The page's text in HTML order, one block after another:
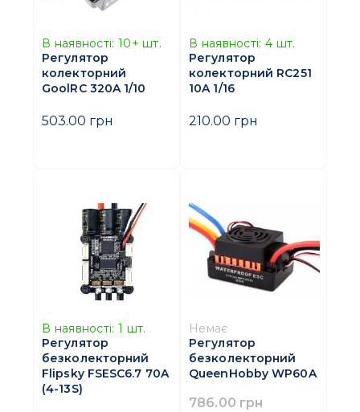
В наявності: 10+ шт.
Регулятор
колекторний
GoolRC 320A 1/10
503.00 грн
В наявності: 4 шт.
Регулятор
колекторний RC251
10A 1/16
210.00 грн
В наявності: 1 шт.
Регулятор
безколекторний
Flipsky FSESC6.7 70A
(4-13S)
Немає
Регулятор
безколекторний
QueenHobby WP60A
786.00 грн